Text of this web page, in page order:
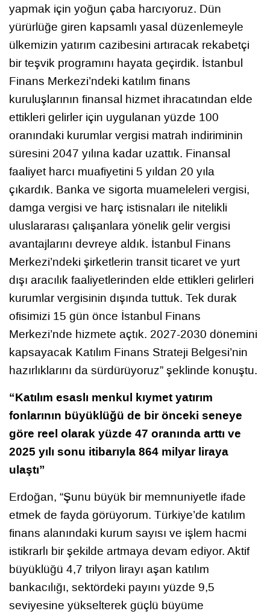
yapmak için yoğun çaba harcıyoruz. Dün
yürürlüğe giren kapsamlı yasal düzenlemeyle
ülkemizin yatırım cazibesini artıracak rekabetçi
bir teşvik programını hayata geçirdik. İstanbul
Finans Merkezi’ndeki katılım finans
kuruluşlarının finansal hizmet ihracatından elde
ettikleri gelirler için uygulanan yüzde 100
oranındaki kurumlar vergisi matrah indiriminin
süresini 2047 yılına kadar uzattık. Finansal
faaliyet harcı muafiyetini 5 yıldan 20 yıla
çıkardık. Banka ve sigorta muameleleri vergisi,
damga vergisi ve harç istisnaları ile nitelikli
uluslararası çalışanlara yönelik gelir vergisi
avantajlarını devreye aldık. İstanbul Finans
Merkezi’ndeki şirketlerin transit ticaret ve yurt
dışı aracılık faaliyetlerinden elde ettikleri gelirleri
kurumlar vergisinin dışında tuttuk. Tek durak
ofisimizi 15 gün önce İstanbul Finans
Merkezi’nde hizmete açtık. 2027-2030 dönemini
kapsayacak Katılım Finans Strateji Belgesi’nin
hazırlıklarını da sürdürüyoruz” şeklinde konuştu.
“Katılım esaslı menkul kıymet yatırım
fonlarının büyüklüğü de bir önceki seneye
göre reel olarak yüzde 47 oranında arttı ve
2025 yılı sonu itibarıyla 864 milyar liraya
ulaştı”
Erdoğan, “Şunu büyük bir memnuniyetle ifade
etmek de fayda görüyorum. Türkiye’de katılım
finans alanındaki kurum sayısı ve işlem hacmi
istikrarlı bir şekilde artmaya devam ediyor. Aktif
büyüklüğü 4,7 trilyon lirayı aşan katılım
bankacılığı, sektördeki payını yüzde 9,5
seviyesine yükselterek güçlü büyüme